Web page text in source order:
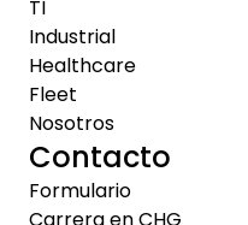
TI
Industrial
Healthcare
Fleet
Nosotros
Contacto
Formulario